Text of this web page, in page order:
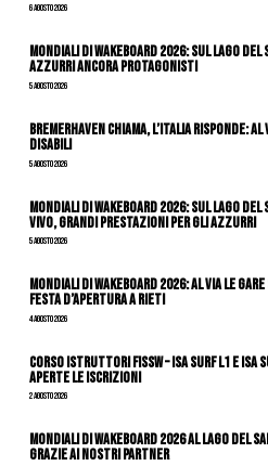
6 Agosto 2026
Mondiali di Wakeboard 2026: sul Lago
azzurri ancora protagonisti
5 Agosto 2026
Bremerhaven chiama, l’Italia risponde:
Disabili
5 Agosto 2026
Mondiali di Wakeboard 2026: sul Lago
vivo, grandi prestazioni per gli azzurri
5 Agosto 2026
Mondiali di Wakeboard 2026: al via le
festa d’apertura a Rieti
4 Agosto 2026
CORSO ISTRUTTORI FISSW – ISA SURF L1 e
APERTE LE ISCRIZIONI
2 Agosto 2026
Mondiali di Wakeboard 2026 al Lago del
grazie ai nostri Partner